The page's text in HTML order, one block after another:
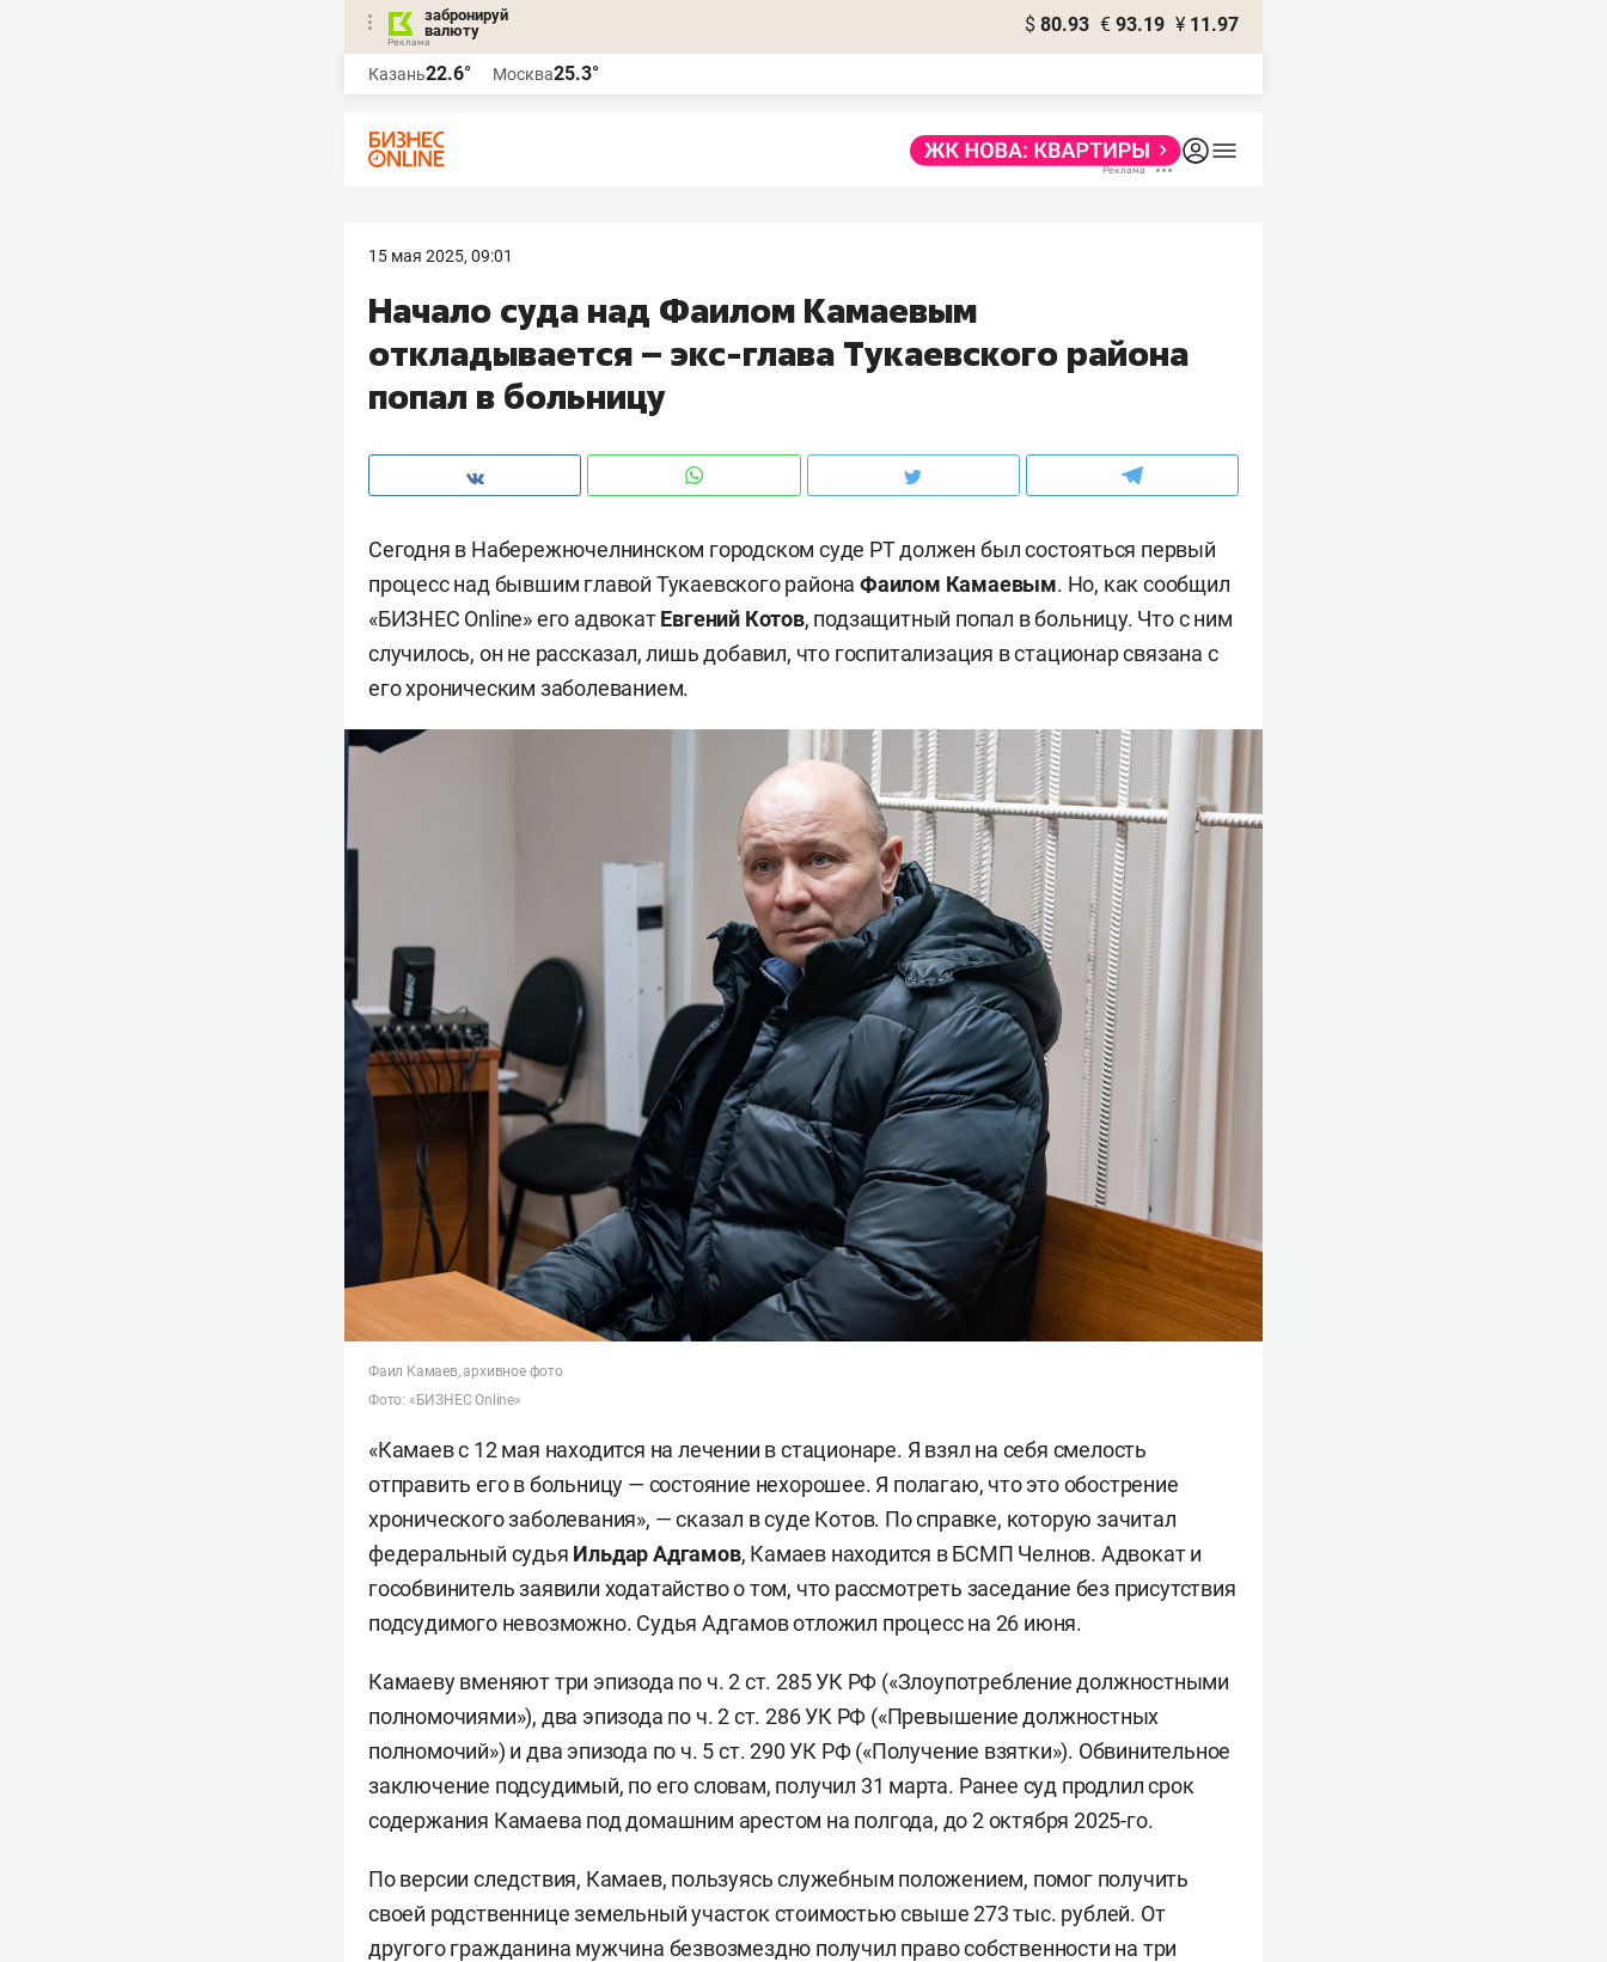
забронируй
валюту
$ 80.93 € 93.19 ¥ 11.97
Казань22.6° Москва25.3°
15 мая 2025, 09:01
Начало суда над Фаилом Камаевым
откладывается – экс-глава Тукаевского района
попал в больницу
Сегодня в Набережночелнинском городском суде РТ должен был состояться первый
процесс над бывшим главой Тукаевского района Фаилом Камаевым. Но, как сообщил
«БИЗНЕС Online» его адвокатЕвгений Котов, подзащитный попал в больницу. Что с ним
случилось, он не рассказал, лишь добавил, что госпитализация в стационар связана с
его хроническим заболеванием.
Фаил Камаев, архивное фото
Фото: «БИЗНЕС Online»
«Камаев с 12 мая находится на лечении в стационаре. Я взял на себя смелость
отправить его в больницу — состояние нехорошее. Я полагаю, что это обострение
хронического заболевания», — сказал в суде Котов. По справке, которую зачитал
федеральный судья Ильдар Адгамов, Камаев находится в БСМП Челнов. Адвокат и
гособвинитель заявили ходатайство о том, что рассмотреть заседание без присутствия
подсудимого невозможно. Судья Адгамов отложил процесс на 26 июня.
Камаеву вменяют три эпизода по ч. 2 ст. 285 УК РФ («Злоупотребление должностными
полномочиями»), два эпизода по ч. 2 ст. 286 УК РФ («Превышение должностных
полномочий») и два эпизода по ч. 5 ст. 290 УК РФ («Получение взятки»). Обвинительное
заключение подсудимый, по его словам, получил 31 марта. Ранее суд продлил срок
содержания Камаева под домашним арестом на полгода, до 2 октября 2025-го.
По версии следствия, Камаев, пользуясь служебным положением, помог получить
своей родственнице земельный участок стоимостью свыше 273 тыс. рублей. От
другого гражданина мужчина безвозмездно получил право собственности на три